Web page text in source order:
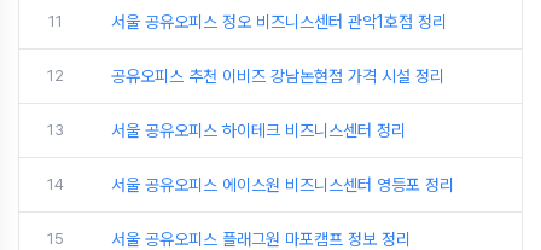
11 서울 공유오피스 정오 비즈니스센터 관악1호점 정리
12 공유오피스 추천 이비즈 강남논현점 가격 시설 정리
13 서울 공유오피스 하이테크 비즈니스센터 정리
14 서울 공유오피스 에이스원 비즈니스센터 영등포 정리
15 서울 공유오피스 플래그원 마포캠프 정보 정리